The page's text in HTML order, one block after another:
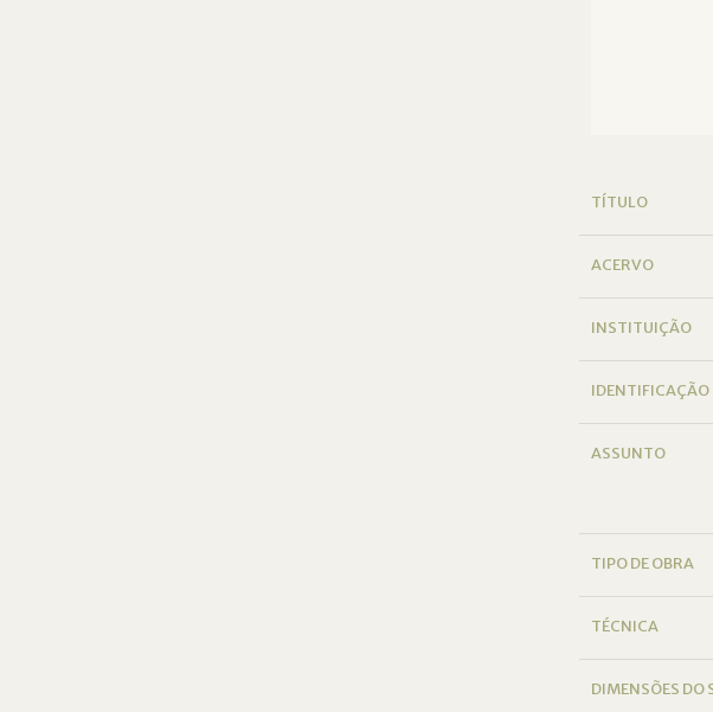
TÍTULO
ACERVO
INSTITUIÇÃO
IDENTIFICAÇÃO
ASSUNTO
TIPO DE OBRA
TÉCNICA
DIMENSÕES DO